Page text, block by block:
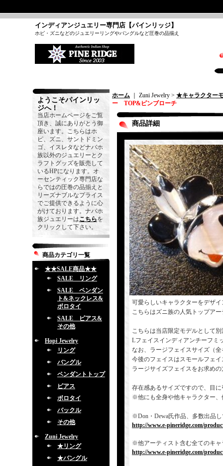
インディアンジュエリー専門店【パインリッジ】
ホピ・ズニなどのジュエリーリングやバングルなど圧巻の品揃え
ようこそパインリッ
ジへ！
当店ホームページをご覧
頂き、誠にありがとう御
座います。こちらはホ
ピ、ズニ、サントドミン
ゴ、イスレタなどナバホ
族以外のジュエリーとク
ラフトグッズを販売して
いるHPになります。オ
ーセンティック専門店な
らではの圧巻の品揃えと
リーズナブルなプライス
でご提供できるように心
がけております。ナバホ
族ジュエリーはこちらを
クリックして下さい。
商品カテゴリ一覧
★★SALE商品★★
SALE リング
SALE ペンダン
ト&ネックレス&
ボロタイ
SALE ピアス&
その他
Hopi Jewelry
リング
バングル
ペンダントトップ
ピアス
ボロタイ
バックル
その他
Zuni Jewelry
★リング
★バングル
ホーム ｜ Zuni Jewelry > ★キャラクター
ー TOP&ピンブローチ
商品詳細
可愛らしいキャラクターをデザ
こちらはズニ族の人気トップア
こちらは当店限定モデルとして
Lフェイスインディアンチーフミ
なお、ラージフェイスサイズ（
今後のフェイスはスモールフェ
ラージサイズフェイスをお求め
存在感あるサイズですので、目
※他にも全身や他キャラクター
※Don・Dewa氏作品、多数出品
http://www.e-pineridge.com/
※他アーティスト含む全てのキ
http://www.e-pineridge.com/